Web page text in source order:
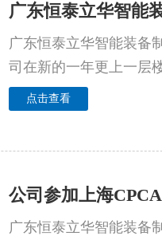
广东恒泰立华智能
广东恒泰立华智能装备
司在新的一年更上一层
点击查看
公司参加上海
广东恒泰立华智能装备